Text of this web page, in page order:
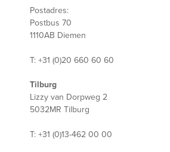
Postadres:
Postbus 70
1110AB Diemen
T: +31 (0)20 660 60 60
Tilburg
Lizzy van Dorpweg 2
5032MR Tilburg
T: +31 (0)13-462 00 00